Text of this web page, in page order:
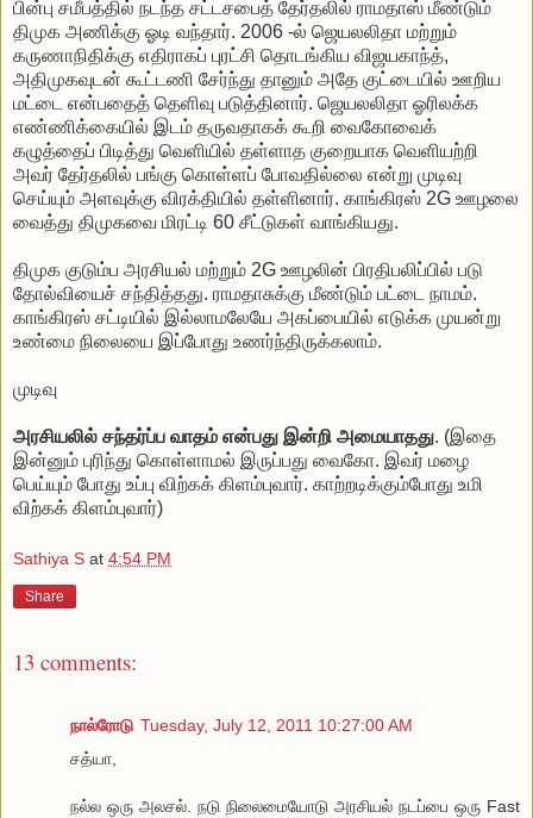
பின்பு சமீபத்தில் நடந்த சட்டசபைத் தேர்தலில் ராமதாஸ் மீண்டும்
திமுக அணிக்கு ஓடி வந்தார். 2006 -ல் ஜெயலலிதா மற்றும்
கருணாநிதிக்கு எதிராகப் புரட்சி தொடங்கிய விஜயகாந்த்,
அதிமுகவுடன் கூட்டணி சேர்ந்து தானும் அதே குட்டையில் ஊறிய
மட்டை என்பதைத் தெளிவு படுத்தினார். ஜெயலலிதா ஓரிலக்க
எண்ணிக்கையில் இடம் தருவதாகக் கூறி வைகோவைக்
கழுத்தைப் பிடித்து வெளியில் தள்ளாத குறையாக வெளியற்றி
அவர் தேர்தலில் பங்கு கொள்ளப் போவதில்லை என்று முடிவு
செய்யும் அளவுக்கு விரக்தியில் தள்ளினார். காங்கிரஸ் 2G ஊழலை
வைத்து திமுகவை மிரட்டி 60 சீட்டுகள் வாங்கியது.
திமுக குடும்ப அரசியல் மற்றும் 2G ஊழலின் பிரதிபலிப்பில் படு
தோல்வியைச் சந்தித்தது. ராமதாசுக்கு மீண்டும் பட்டை நாமம்.
காங்கிரஸ் சட்டியில் இல்லாமலேயே அகப்பையில் எடுக்க முயன்று
உண்மை நிலையை இப்போது உணர்ந்திருக்கலாம்.
முடிவு
அரசியலில் சந்தர்ப்ப வாதம் என்பது இன்றி அமையாதது. (இதை
இன்னும் புரிந்து கொள்ளாமல் இருப்பது வைகோ. இவர் மழை
பெய்யும் போது உப்பு விற்கக் கிளம்புவார். காற்றடிக்கும்போது உமி
விற்கக் கிளம்புவார்)
Sathiya S at 4:54 PM
Share
13 comments:
நால்ரோடு Tuesday, July 12, 2011 10:27:00 AM
சத்யா,
நல்ல ஒரு அலசல். நடு நிலைமையோடு அரசியல் நடப்பை ஒரு Fast